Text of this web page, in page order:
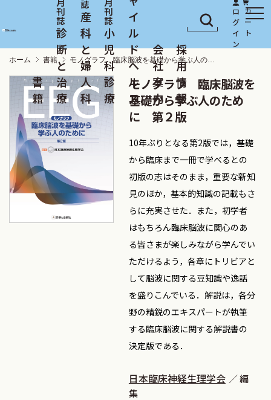
書
籍
診
断
と
治
療
産
科
と
婦
人
科
小
児
科
診
療
イ
ル
ド
ヘ
ル
ス
会
社
案
内
採
用
情
報
ホーム 書籍 モノグラフ 臨床脳波を基礎から学ぶ人のために 第２版
モノグラフ 臨床脳波を
基礎から学ぶ人のため
に 第２版
10年ぶりとなる第2版では，基礎
から臨床まで一冊で学べるとの
初版の志はそのまま，重要な新知
見のほか，基本的知識の記載もさ
らに充実させた．また，初学者
はもちろん臨床脳波に関心のあ
る皆さまが楽しみながら学んでい
ただけるよう，各章にトリビアと
して脳波に関する豆知識や逸話
を盛りこんでいる．解説は，各分
野の精鋭のエキスパートが執筆
する臨床脳波に関する解説書の
決定版である．
日本臨床神経生理学会
編
集